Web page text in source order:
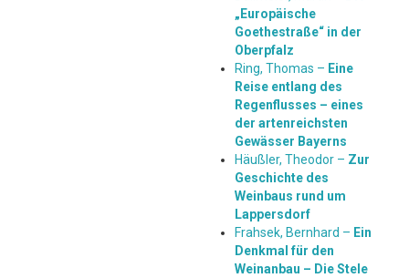
„Europäische
Goethestraße“ in der
Oberpfalz
Ring, Thomas – Eine
Reise entlang des
Regenflusses – eines
der artenreichsten
Gewässer Bayerns
Häußler, Theodor – Zur
Geschichte des
Weinbaus rund um
Lappersdorf
Frahsek, Bernhard – Ein
Denkmal für den
Weinanbau – Die Stele